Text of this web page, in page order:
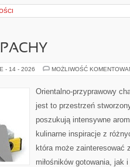
- 14 - 2026 MOŻLIWOŚĆ
Orientalno-przyprawowy
jest to przestrzeń
poszukują intensywne
kulinarne inspiracje z
która może zainteresować
miłośników gotowania, jak